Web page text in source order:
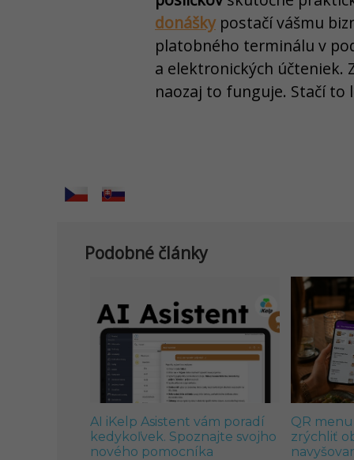
donáškypostačí vášmu
platobného terminálu v
a elektronických účteniek.
naozaj to funguje. Stačí to
Podobné články
AI iKelp Asistent vám poradí
kedykoľvek. Spoznajte svojho
nového pomocníka
QR
zrýchliť